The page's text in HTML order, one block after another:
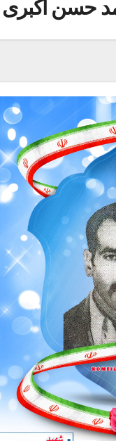
حسن اکبری